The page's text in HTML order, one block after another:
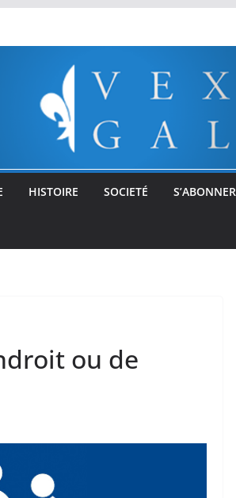
HISTOIRE SOCIETÉ
ou de